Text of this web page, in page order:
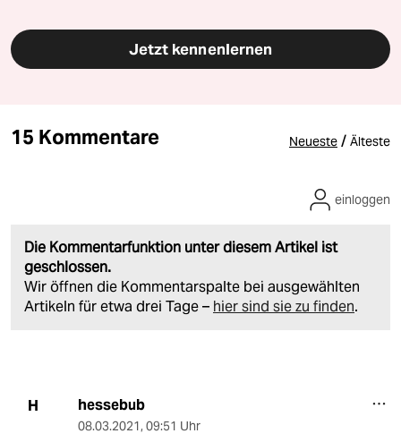
Jetzt kennenlernen
15 Kommentare Neueste / Älteste
Die Kommentarfunktion unter diesem Artikel ist
geschlossen.
Wir öffnen die Kommentarspalte bei ausgewählten
Artikeln für etwa drei Tage – hier sind sie zu finden.
einloggen
H hessebub
08.03.2021, 09:51 Uhr